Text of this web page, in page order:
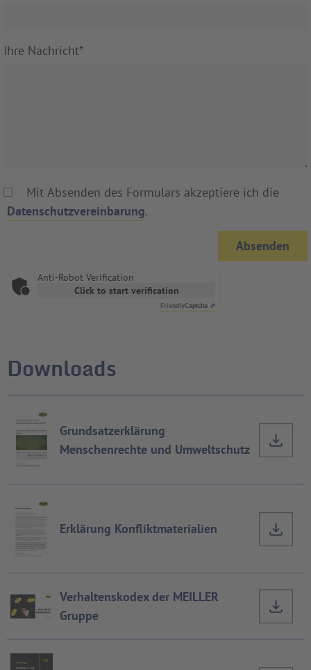
Ihre Nachricht*
Mit Absenden des Formulars akzeptiere ich die
Datenschutzvereinbarung.
Anti-Robot Verification
Click to start verification
FriendlyCaptcha ⇗
Downloads
Grundsatzerklärung
Menschenrechte und Umweltschutz
Erklärung Konfliktmaterialien
Verhaltenskodex der MEILLER
Gruppe